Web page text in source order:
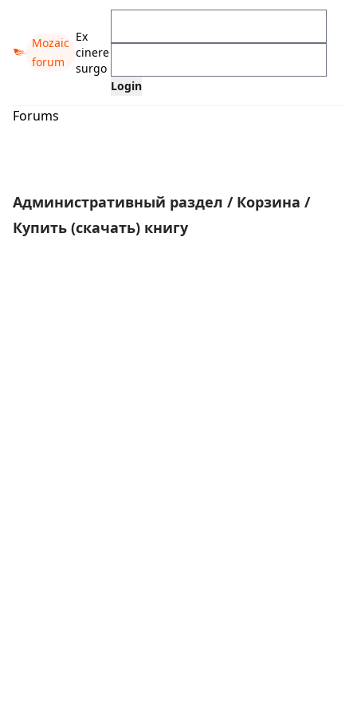
Mozaic
forum
Ex
cinere
surgo
Forums
Административный раздел / Корзина /
Купить (скачать) книгу